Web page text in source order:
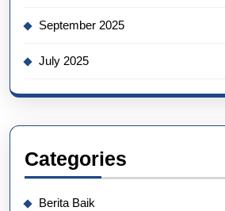
September 2025
July 2025
Categories
Berita Baik